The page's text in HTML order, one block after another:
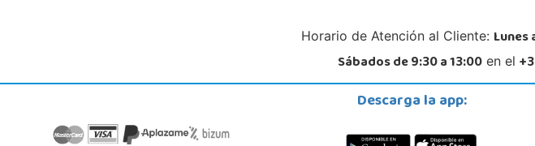
Horario de Atención al Cliente: Lunes
Sábados de 9:30 a 13:00en el
Descarga la app: